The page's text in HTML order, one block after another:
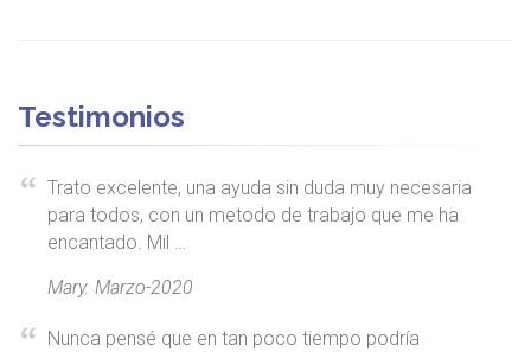
Testimonios
Trato excelente, una ayuda sin duda muy necesaria
para todos, con un metodo de trabajo que me ha
encantado. Mil …
Mary. Marzo-2020
Nunca pensé que en tan poco tiempo podría